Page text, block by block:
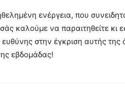
ενέργεια, που
καλούμε να παραιτηθείτε κι
ευθύνης στην έγκριση αυτής
εβδομάδας!